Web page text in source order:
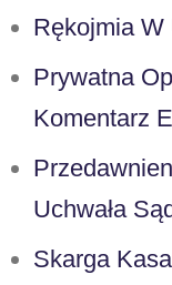
Rękojmia W
Prywatna
Komentarz
Uchwała
Skarga